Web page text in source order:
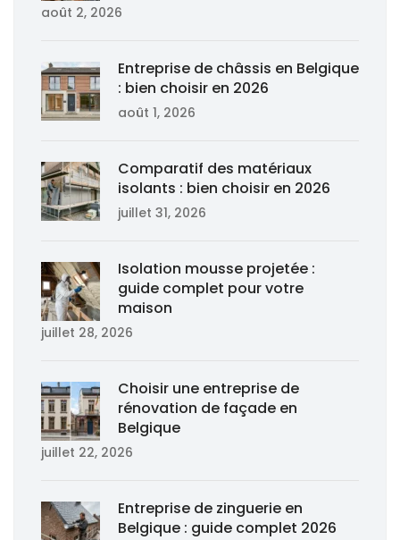
août 2, 2026
Entreprise de châssis en Belgique
: bien choisir en 2026
août 1, 2026
Comparatif des matériaux
isolants : bien choisir en 2026
juillet 31, 2026
Isolation mousse projetée :
guide complet pour votre
maison
juillet 28, 2026
Choisir une entreprise de
rénovation de façade en
Belgique
juillet 22, 2026
Entreprise de zinguerie en
Belgique : guide complet 2026